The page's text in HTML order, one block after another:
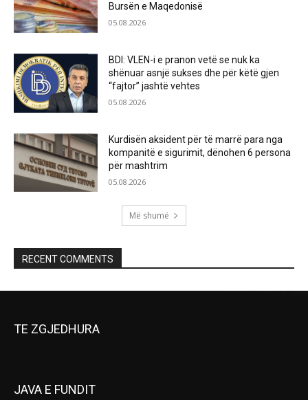
Bursën e Maqedonisë
05.08.2026
BDI: VLEN-i e pranon vetë se nuk ka
shënuar asnjë sukses dhe për këtë gjen
“fajtor” jashtë vehtes
05.08.2026
Kurdisën aksident për të marrë para nga
kompanitë e sigurimit, dënohen 6 persona
për mashtrim
05.08.2026
Më shumë
RECENT COMMENTS
TE ZGJEDHURA
JAVA E FUNDIT